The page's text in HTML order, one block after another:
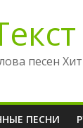
песен
ПЕСНИ